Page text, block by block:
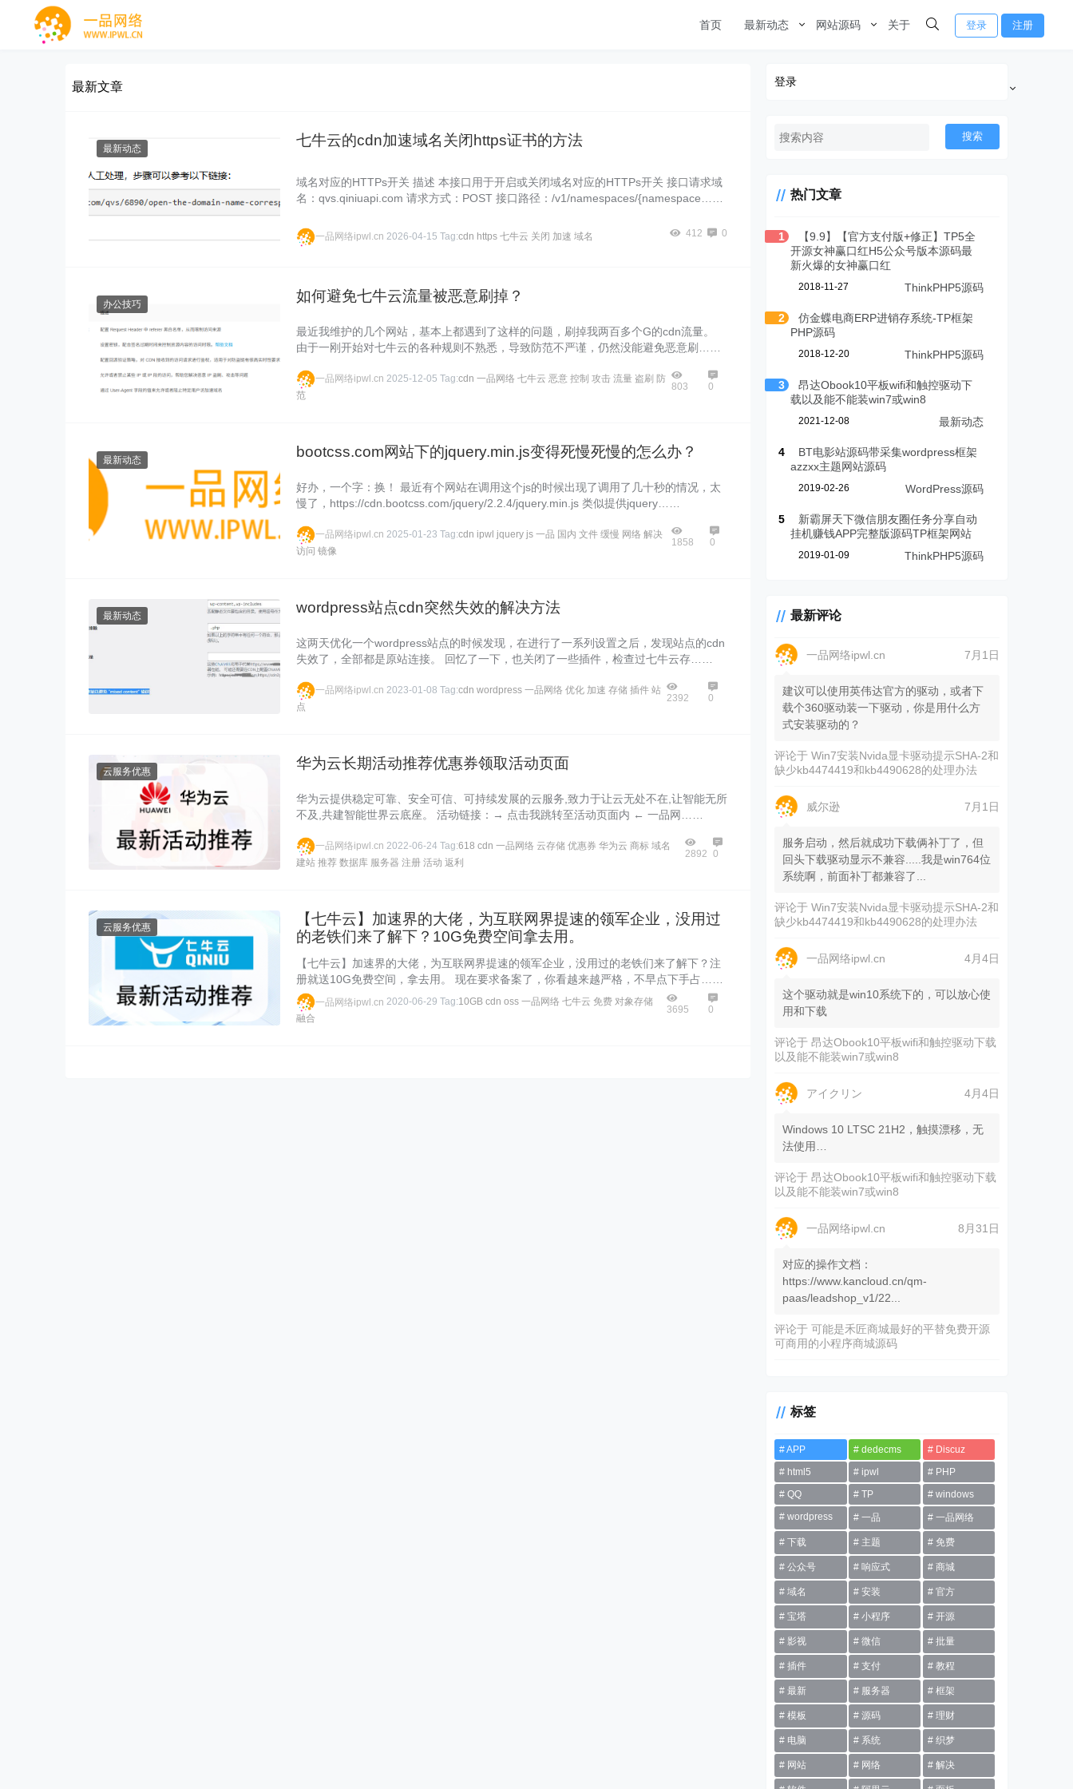
首页 最新动态 网站源码 关于 登录 注册
最新文章
最新动态 七牛云的cdn加速域名关闭https证书的方法
域名对应的HTTPs开关 描述 本接口用于开启或关闭域名对应的HTTPs开关 接口请求域
名：qvs.qiniuapi.com 请求方式：POST 接口路径：/v1/namespaces/{namespace……
一品网络ipwl.cn2026-04-15 Tag:cdn https 七牛云 关闭 加速 域名 412 0
办公技巧 如何避免七牛云流量被恶意刷掉？
最近我维护的几个网站，基本上都遇到了这样的问题，刷掉我两百多个G的cdn流量。
由于一刚开始对七牛云的各种规则不熟悉，导致防范不严谨，仍然没能避免恶意刷……
一品网络ipwl.cn2025-12-05 Tag:cdn 一品网络 七牛云 恶意 控制 攻击 流量 盗刷 防
范
803 0
最新动态 bootcss.com网站下的jquery.min.js变得死慢死慢的怎么办？
好办，一个字：换！ 最近有个网站在调用这个js的时候出现了调用了几十秒的情况，太
慢了，https://cdn.bootcss.com/jquery/2.2.4/jquery.min.js 类似提供jquery……
一品网络ipwl.cn2025-01-23 Tag:cdn ipwl jquery js 一品 国内 文件 缓慢 网络 解决
访问 镜像
1858 0
最新动态 wordpress站点cdn突然失效的解决方法
这两天优化一个wordpress站点的时候发现，在进行了一系列设置之后，发现站点的cdn
失效了，全部都是原站连接。 回忆了一下，也关闭了一些插件，检查过七牛云存……
一品网络ipwl.cn2023-01-08 Tag:cdn wordpress 一品网络 优化 加速 存储 插件 站
点
2392 0
云服务优惠 华为云长期活动推荐优惠券领取活动页面
华为云提供稳定可靠、安全可信、可持续发展的云服务,致力于让云无处不在,让智能无所
不及,共建智能世界云底座。 活动链接：→ 点击我跳转至活动页面内 ← 一品网……
一品网络ipwl.cn2022-06-24 Tag:618 cdn 一品网络 云存储 优惠券 华为云 商标 域名
建站 推荐 数据库 服务器 注册 活动 返利
2892 0
云服务优惠
【七牛云】加速界的大佬，为互联网界提速的领军企业，没用过
的老铁们来了解下？10G免费空间拿去用。
【七牛云】加速界的大佬，为互联网界提速的领军企业，没用过的老铁们来了解下？注
册就送10G免费空间，拿去用。 现在要求备案了，你看越来越严格，不早点下手占……
一品网络ipwl.cn2020-06-29 Tag:10GB cdn oss 一品网络 七牛云 免费 对象存储
融合
3695 0
登录
搜索
热门文章
1
【9.9】【官方支付版+修正】TP5全
开源女神赢口红H5公众号版本源码最
新火爆的女神赢口红
2018-11-27 ThinkPHP5源码
2
仿金蝶电商ERP进销存系统-TP框架
PHP源码
2018-12-20 ThinkPHP5源码
3
昂达Obook10平板wifi和触控驱动下
载以及能不能装win7或win8
2021-12-08 最新动态
4
BT电影站源码带采集wordpress框架
azzxx主题网站源码
2019-02-26 WordPress源码
5
新霸屏天下微信朋友圈任务分享自动
挂机赚钱APP完整版源码TP框架网站
2019-01-09 ThinkPHP5源码
最新评论
一品网络ipwl.cn 7月1日
建议可以使用英伟达官方的驱动，或者下
载个360驱动装一下驱动，你是用什么方
式安装驱动的？
评论于Win7安装Nvida显卡驱动提示SHA-2和
缺少kb4474419和kb4490628的处理办法
威尔逊 7月1日
服务启动，然后就成功下载俩补丁了，但
回头下载驱动显示不兼容.....我是win764位
系统啊，前面补丁都兼容了...
评论于Win7安装Nvida显卡驱动提示SHA-2和
缺少kb4474419和kb4490628的处理办法
一品网络ipwl.cn 4月4日
这个驱动就是win10系统下的，可以放心使
用和下载
评论于昂达Obook10平板wifi和触控驱动下载
以及能不能装win7或win8
アイクリン 4月4日
Windows 10 LTSC 21H2，触摸漂移，无
法使用…
评论于昂达Obook10平板wifi和触控驱动下载
以及能不能装win7或win8
一品网络ipwl.cn 8月31日
对应的操作文档：
https://www.kancloud.cn/qm-
paas/leadshop_v1/22...
评论于可能是禾匠商城最好的平替免费开源
可商用的小程序商城源码
标签
APP dedecms
Discuz
html5
ipwl
PHP
QQ
TP
windows
wordpress
一品 一品网络
下载 主题 免费
公众号 响应式 商城
域名 安装 官方
宝塔 小程序 开源
影视 微信 批量
插件 支付 教程
最新 服务器 框架
模板 源码 理财
电脑 系统 织梦
网站 网络 解决